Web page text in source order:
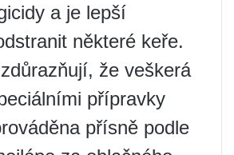
a je lepší
některé keře.
že veškerá
přípravky
přísně podle